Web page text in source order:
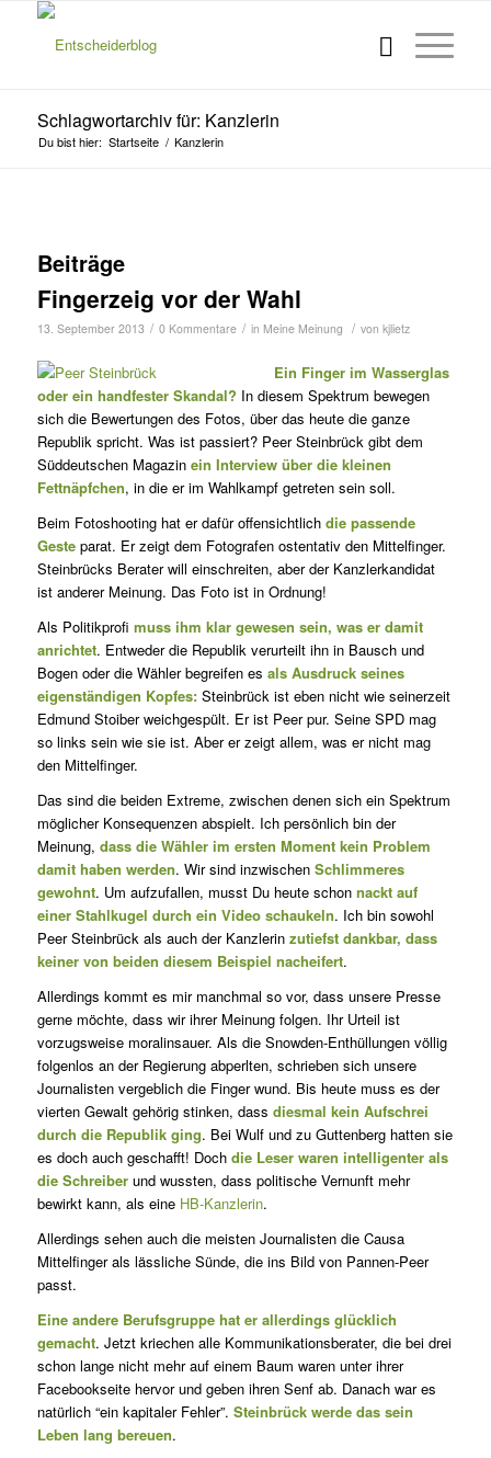
Schlagwortarchiv für: Kanzlerin
Du bist hier: Startseite / Kanzlerin
Beiträge
Fingerzeig vor der Wahl
13. September 2013 / 0 Kommentare / in Meine Meinung / von kjlietz
Ein Finger im Wasserglas
oder ein handfester Skandal? In diesem Spektrum bewegen
sich die Bewertungen des Fotos, über das heute die ganze
Republik spricht. Was ist passiert? Peer Steinbrück gibt dem
Süddeutschen Magazin ein Interview über die kleinen
Fettnäpfchen, in die er im Wahlkampf getreten sein soll.
Beim Fotoshooting hat er dafür offensichtlich die passende
Gesteparat. Er zeigt dem Fotografen ostentativ den Mittelfinger.
Steinbrücks Berater will einschreiten, aber der Kanzlerkandidat
ist anderer Meinung. Das Foto ist in Ordnung!
Als Politikprofi muss ihm klar gewesen sein, was er damit
anrichtet. Entweder die Republik verurteilt ihn in Bausch und
Bogen oder die Wähler begreifen es als Ausdruck seines
eigenständigen Kopfes:Steinbrück ist eben nicht wie seinerzeit
Edmund Stoiber weichgespült. Er ist Peer pur. Seine SPD mag
so links sein wie sie ist. Aber er zeigt allem, was er nicht mag
den Mittelfinger.
Das sind die beiden Extreme, zwischen denen sich ein Spektrum
möglicher Konsequenzen abspielt. Ich persönlich bin der
Meinung, dass die Wähler im ersten Moment kein Problem
damit haben werden. Wir sind inzwischenSchlimmeres
gewohnt. Um aufzufallen, musst Du heute schon nackt auf
einer Stahlkugel durch ein Video schaukeln. Ich bin sowohl
Peer Steinbrück als auch der Kanzlerin zutiefst dankbar, dass
keiner von beiden diesem Beispiel nacheifert.
Allerdings kommt es mir manchmal so vor, dass unsere Presse
gerne möchte, dass wir ihrer Meinung folgen. Ihr Urteil ist
vorzugsweise moralinsauer. Als die Snowden-Enthüllungen völlig
folgenlos an der Regierung abperlten, schrieben sich unsere
Journalisten vergeblich die Finger wund. Bis heute muss es der
vierten Gewalt gehörig stinken, dass diesmal kein Aufschrei
durch die Republik ging. Bei Wulf und zu Guttenberg hatten sie
es doch auch geschafft! Doch die Leser waren intelligenter als
die Schreiberund wussten, dass politische Vernunft mehr
bewirkt kann, als eine HB-Kanzlerin.
Allerdings sehen auch die meisten Journalisten die Causa
Mittelfinger als lässliche Sünde, die ins Bild von Pannen-Peer
passt.
Eine andere Berufsgruppe hat er allerdings glücklich
gemacht. Jetzt kriechen alle Kommunikationsberater, die bei drei
schon lange nicht mehr auf einem Baum waren unter ihrer
Facebookseite hervor und geben ihren Senf ab. Danach war es
natürlich “ein kapitaler Fehler”. Steinbrück werde das sein
Leben lang bereuen.